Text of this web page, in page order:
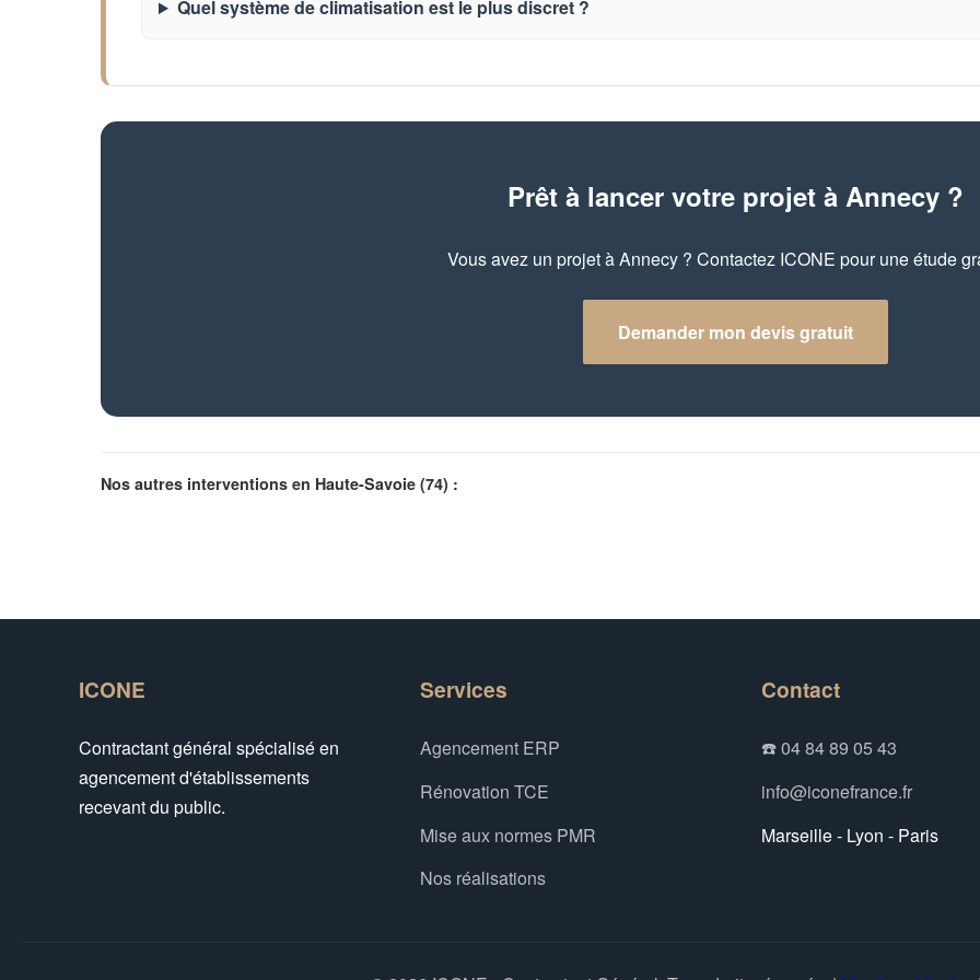
Quel système de climatisation est le plus discret ?
Prêt à lancer votre projet à Annecy ?
Vous avez un projet à Annecy ? Contactez ICONE pour une étude
Demander mon devis gratuit
Nos autres interventions en Haute-Savoie (74) :
ICONE
Contractant général spécialisé en
agencement d'établissements
recevant du public.
Services
Agencement ERP
Rénovation TCE
Mise aux normes PMR
Nos réalisations
Contact
☎️ 04 84 89 05 43
info@iconefrance.fr
Marseille - Lyon - Paris